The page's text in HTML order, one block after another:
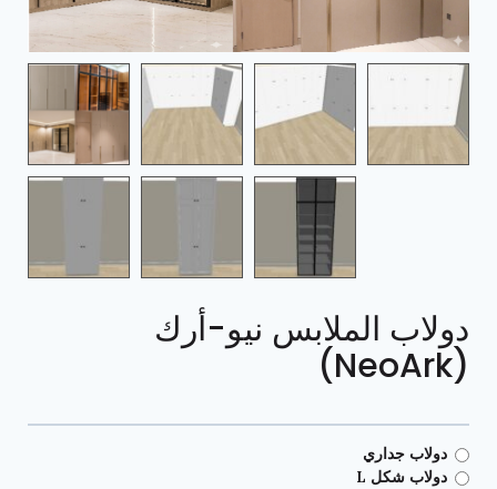
دولاب الملابس نيو-أرك
(NeoArk)
دولاب جداري
دولاب شكل L